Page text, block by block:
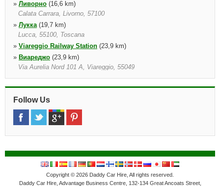
» Ливорно (16,6 km)
Calata Carrara, Livorno, 57100
» Лукка(19,7 km)
Lucca, 55100, Toscana
» Viareggio Railway Station (23,9 km)
» Виареджо (23,9 km)
Via Aurelia Nord 101 A, Viareggio, 55049
»Lido Di Camaiore(27,9 km)
Viale S. Bernardini 335 337, Viale S. Bernardini 335/337, Lido Di
Camaiore, 55041
Follow Us
Copyright © 2026 Daddy Car Hire, All rights reserved.
Daddy Car Hire, Advantage Business Centre, 132-134 Great Ancoats Street,